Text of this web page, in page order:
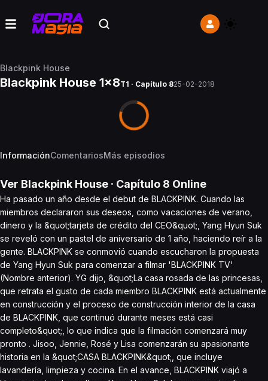
Blackpink House
Blackpink House 1x8T1 · Capítulo 825-02-2018
InformaciónComentariosMás episodios
Ver Blackpink House · Capítulo 8 Online
Ha pasado un año desde el debut de BLACKPINK. Cuando las
miembros declararon sus deseos, como vacaciones de verano,
dinero y la &quot;tarjeta de crédito del CEO&quot;, Yang Hyun Suk
se reveló con un pastel de aniversario de 1 año, haciendo reír a la
gente. BLACKPINK se conmovió cuando escucharon la propuesta
de Yang Hyun Suk para comenzar a filmar 'BLACKPINK TV'
(Nombre anterior). YG dijo, &quot;La casa rosada de las princesas,
que retrata el gusto de cada miembro BLACKPINK está actualmente
en construcción y el proceso de construcción interior de la casa
de BLACKPINK, que continuó durante meses está casi
completo&quot;, lo que indica que la filmación comenzará muy
pronto . Jisoo, Jennie, Rosé y Lisa comenzarán su apasionante
historia en la &quot;CASA BLACKPINK&quot;, que incluye
lavandería, limpieza y cocina. En el avance, BLACKPINK viajó a